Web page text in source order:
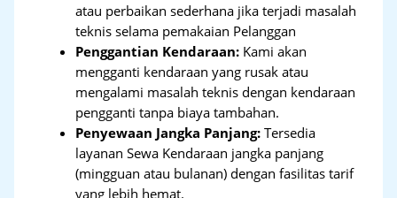
atau perbaikan sederhana jika terjadi masalah
teknis selama pemakaian Pelanggan
Penggantian Kendaraan: Kami akan
mengganti kendaraan yang rusak atau
mengalami masalah teknis dengan kendaraan
pengganti tanpa biaya tambahan.
Penyewaan Jangka Panjang: Tersedia
layanan Sewa Kendaraan jangka panjang
(mingguan atau bulanan) dengan fasilitas tarif
yang lebih hemat.